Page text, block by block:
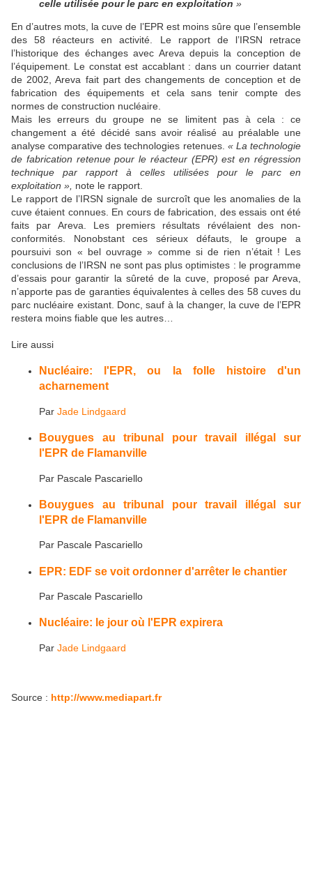
celle utilisée pour le parc en exploitation »
En d’autres mots, la cuve de l’EPR est moins sûre que l’ensemble
des 58 réacteurs en activité. Le rapport de l’IRSN retrace
l’historique des échanges avec Areva depuis la conception de
l’équipement. Le constat est accablant : dans un courrier datant
de 2002, Areva fait part des changements de conception et de
fabrication des équipements et cela sans tenir compte des
normes de construction nucléaire.
Mais les erreurs du groupe ne se limitent pas à cela : ce
changement a été décidé sans avoir réalisé au préalable une
analyse comparative des technologies retenues. « La technologie
de fabrication retenue pour le réacteur (EPR) est en régression
technique par rapport à celles utilisées pour le parc en
exploitation », note le rapport.
Le rapport de l’IRSN signale de surcroît que les anomalies de la
cuve étaient connues. En cours de fabrication, des essais ont été
faits par Areva. Les premiers résultats révélaient des non-
conformités. Nonobstant ces sérieux défauts, le groupe a
poursuivi son « bel ouvrage » comme si de rien n’était ! Les
conclusions de l’IRSN ne sont pas plus optimistes : le programme
d’essais pour garantir la sûreté de la cuve, proposé par Areva,
n’apporte pas de garanties équivalentes à celles des 58 cuves du
parc nucléaire existant. Donc, sauf à la changer, la cuve de l’EPR
restera moins fiable que les autres…
Lire aussi
Nucléaire: l'EPR, ou la folle histoire d'un
acharnement
Par Jade Lindgaard
Bouygues au tribunal pour travail illégal sur
l'EPR de Flamanville
Par Pascale Pascariello
Bouygues au tribunal pour travail illégal sur
l'EPR de Flamanville
Par Pascale Pascariello
EPR: EDF se voit ordonner d'arrêter le chantier
Par Pascale Pascariello
Nucléaire: le jour où l'EPR expirera
Par Jade Lindgaard
Source : http://www.mediapart.fr